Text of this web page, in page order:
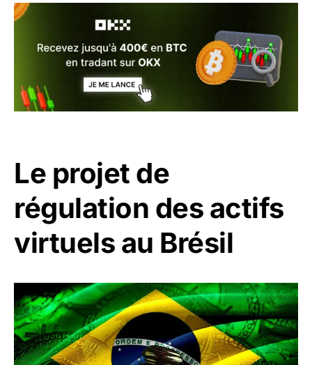
Le projet de
régulation des actifs
virtuels au Brésil